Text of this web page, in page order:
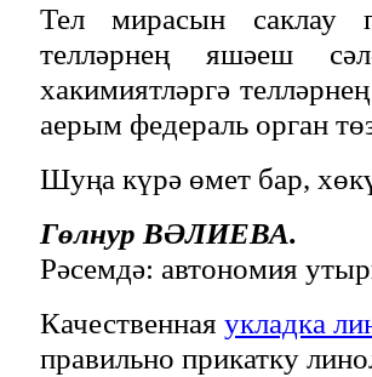
Тел мирасын саклау
телләрнең яшәеш
хакимиятләргә
аерым федераль орган
Шуңа күрә өмет бар,
Гөлнур ВӘЛИЕВА.
Рәсемдә: автономия
Качественная укладка
правильно прикатку